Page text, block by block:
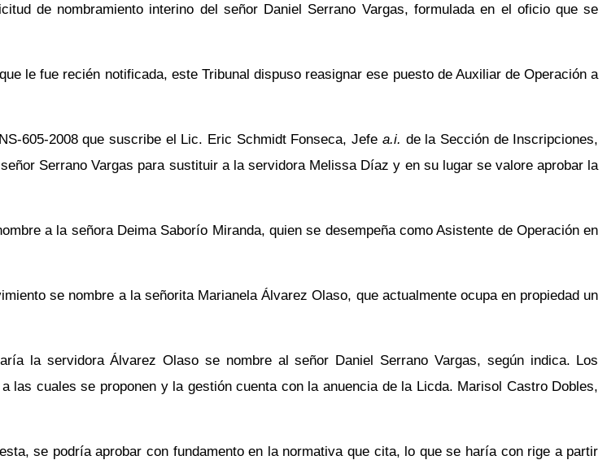
de nombramiento interino del señor Daniel Serrano Vargas, formulada en el oficio que se
le fue recién notificada, este Tribunal dispuso reasignar ese puesto de Auxiliar de Operación a
605-2008 que suscribe el Lic. Eric Schmidt Fonseca, Jefe a.i. de la Sección de Inscripciones,
Serrano Vargas para sustituir a la servidora Melissa Díaz y en su lugar se valore aprobar la
a la señora Deima Saborío Miranda, quien se desempeña como Asistente de Operación en
se nombre a la señorita Marianela Álvarez Olaso, que actualmente ocupa en propiedad un
la servidora Álvarez Olaso se nombre al señor Daniel Serrano Vargas, según indica. Los
cuales se proponen y la gestión cuenta con la anuencia de la Licda. Marisol Castro Dobles,
se podría aprobar con fundamento en la normativa que cita, lo que se haría con rige a partir